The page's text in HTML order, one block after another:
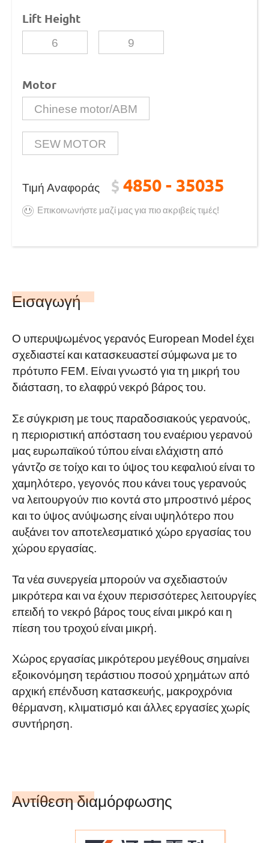
Lift Height
6 9
Motor
Chinese motor/ABM
SEW MOTOR
Τιμή Αναφοράς $ 4850 - 35035
Επικοινωνήστε μαζί μας για πιο ακριβείς τιμές!
Εισαγωγή
Ο υπερυψωμένος γερανός European Model έχει
σχεδιαστεί και κατασκευαστεί σύμφωνα με το
πρότυπο FEM. Είναι γνωστό για τη μικρή του
διάσταση, το ελαφρύ νεκρό βάρος του.
Σε σύγκριση με τους παραδοσιακούς γερανούς,
η περιοριστική απόσταση του εναέριου γερανού
μας ευρωπαϊκού τύπου είναι ελάχιστη από
γάντζο σε τοίχο και το ύψος του κεφαλιού είναι το
χαμηλότερο, γεγονός που κάνει τους γερανούς
να λειτουργούν πιο κοντά στο μπροστινό μέρος
και το ύψος ανύψωσης είναι υψηλότερο που
αυξάνει τον αποτελεσματικό χώρο εργασίας του
χώρου εργασίας.
Τα νέα συνεργεία μπορούν να σχεδιαστούν
μικρότερα και να έχουν περισσότερες λειτουργίες
επειδή το νεκρό βάρος τους είναι μικρό και η
πίεση του τροχού είναι μικρή.
Χώρος εργασίας μικρότερου μεγέθους σημαίνει
εξοικονόμηση τεράστιου ποσού χρημάτων από
αρχική επένδυση κατασκευής, μακροχρόνια
θέρμανση, κλιματισμό και άλλες εργασίες χωρίς
συντήρηση.
Αντίθεση διαμόρφωσης